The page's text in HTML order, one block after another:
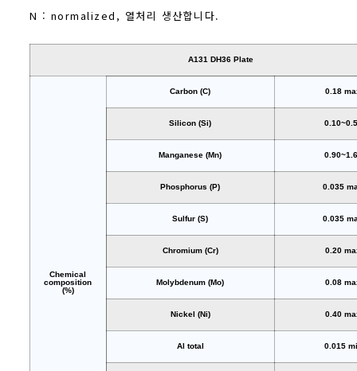
N : normalized, 열처리 생산합니다.
A131 DH36 Plate
Chemical
composition
(%)
Carbon (C) 0.18
Silicon (Si)
Manganese (Mn)
Phosphorus (P) 0.035
Sulfur (S) 0.035
Chromium (Cr) 0.20
Molybdenum (Mo) 0.08
Nickel (Ni) 0.40
Al total 0.015